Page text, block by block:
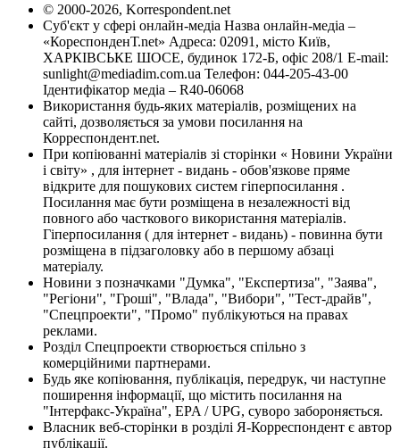
© 2000-2026, Korrespondent.net
Суб'єкт у сфері онлайн-медіа Назва онлайн-медіа –
«КореспонденТ.net» Адреса: 02091, місто Київ,
ХАРКІВСЬКЕ ШОСЕ, будинок 172-Б, офіс 208/1 E-mail:
sunlight@mediadim.com.ua Телефон: 044-205-43-00
Ідентифікатор медіа – R40-06068
Використання будь-яких матеріалів, розміщених на
сайті, дозволяється за умови посилання на
Корреспондент.net.
При копіюванні матеріалів зі сторінки « Новини України
і світу» , для інтернет - видань - обов'язкове пряме
відкрите для пошукових систем гіперпосилання .
Посилання має бути розміщена в незалежності від
повного або часткового використання матеріалів.
Гіперпосилання ( для інтернет - видань) - повинна бути
розміщена в підзаголовку або в першому абзаці
матеріалу.
Новини з позначками "Думка", "Експертиза", "Заява",
"Регіони", "Гроші", "Влада", "Вибори", "Тест-драйв",
"Спецпроекти", "Промо" публікуються на правах
реклами.
Розділ Спецпроекти створюється спільно з
комерційними партнерами.
Будь яке копіювання, публікація, передрук, чи наступне
поширення інформації, що містить посилання на
"Інтерфакс-Україна", EPA / UPG, суворо забороняється.
Власник веб-сторінки в розділі Я-Корреспондент є автор
публікації.